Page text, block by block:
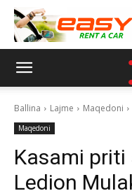
Ballina Lajme Maqedoni
Maqedoni
Kasami
Ledion